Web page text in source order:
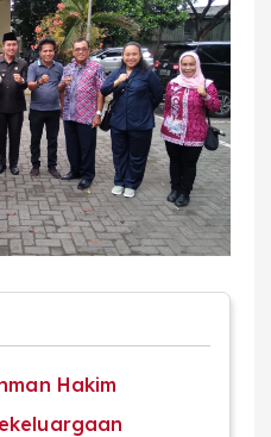
Hakim